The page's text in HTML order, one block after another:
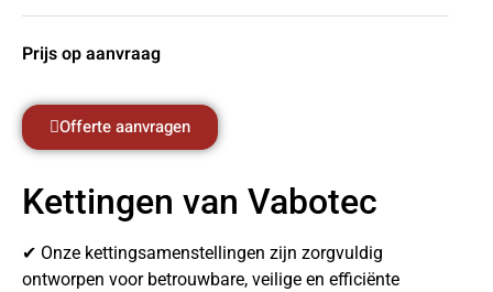
Prijs op aanvraag
Offerte aanvragen
Kettingen van Vabotec
✔ Onze kettingsamenstellingen zijn zorgvuldig
ontworpen voor betrouwbare, veilige en efficiënte